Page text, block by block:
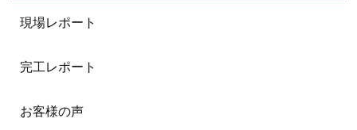
現場レポート
完工レポート
お客様の声